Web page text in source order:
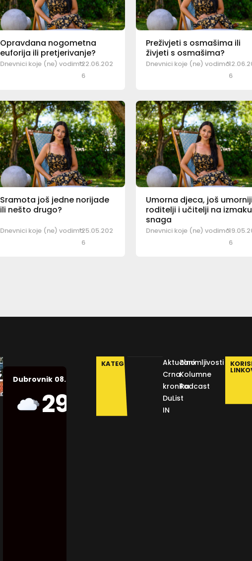
Opravdana nogometna
euforija ili pretjerivanje?
Dnevnici koje (ne) vodimo22.06.202
6
Preživjeti s osmašima ili
živjeti s osmašima?
Dnevnici koje (ne) vodimo
6
Sramota još jedne norijade
ili nešto drugo?
Dnevnici koje (ne) vodimo25.05.202
6
Umorna djeca, još
roditelji i učitelji na izmaku
snaga
Dnevnici koje (ne) vodimo
6
Dubrovnik 08.08.2026.
29
Humidity:
KATEGORIJE
Aktualno
Crna
kronika
DuList
IN
Zanimljivosti
Kolumne
Podcast